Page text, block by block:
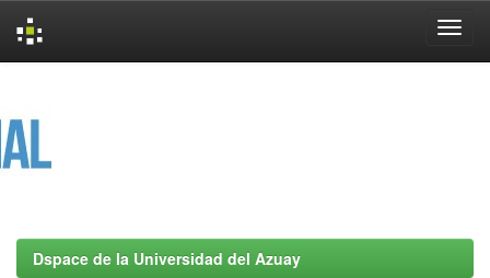
Dspace de la Universidad del Azuay